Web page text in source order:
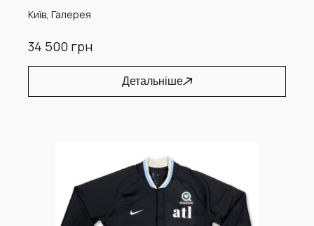
Київ, Галерея
34 500 грн
Детальніше